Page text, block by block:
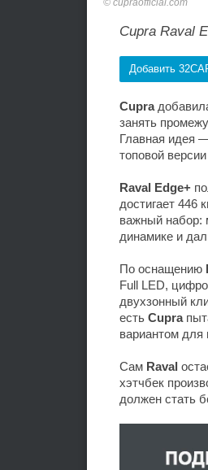
cupraofficial.com
Cupra Raval
Добавить
Cupra
занять
Главная идея
топовой версии
Raval Edge+
достигает 446
важный набор:
динамике и
По оснащению
Full LED,
двухзонный
есть Cupra
вариантом для
Сам Raval
хэтчбек
должен стать